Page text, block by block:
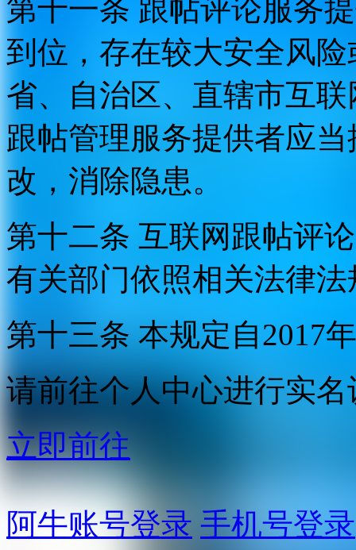
第十一条 跟帖评论服务
到位，存在较大安全风
省、自治区、直辖市互
跟帖管理服务提供者应
改，消除隐患。
第十二条 互联网跟帖评
有关部门依照相关法律
第十三条 本规定自2017
请前往个人中心进行实名
立即前往
阿牛账号登录 手机号登录